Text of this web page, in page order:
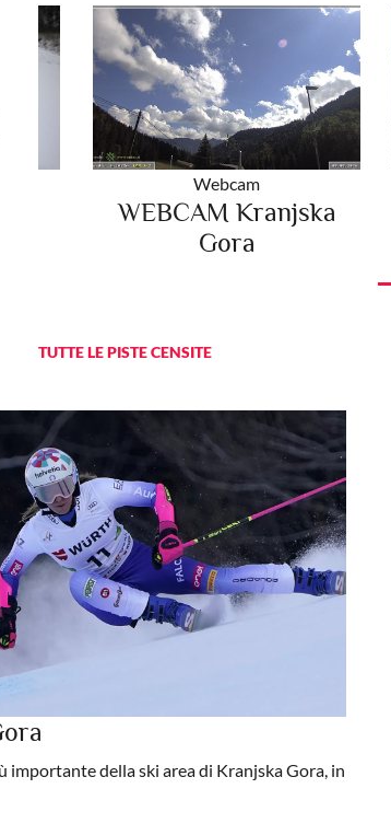
Webcam
WEBCAM Kranjska
Gora
TUTTE LE PISTE CENSITE
importante della ski area di Kranjska Gora, in